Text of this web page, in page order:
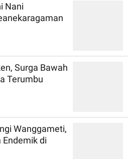
Nani
Surga Bawah
Terumbu
Wanggameti,
Endemik di